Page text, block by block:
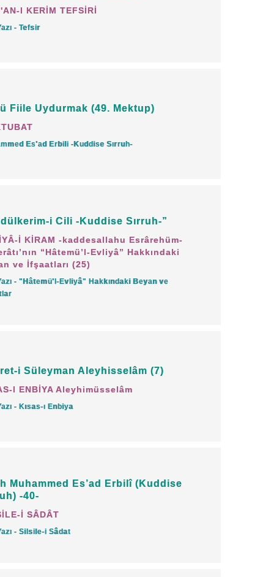
tehlikeye atmayın.”
vasiyet etmekle, kendisini
ölmeden, organlar canlı iken
durmuş olduğuna
Halbuki o anda kalb çalışır
takdir-i ilâhi ile bitkisel hayattan
de vardır. Misalleri de çoktur. Fakat
aleyhi ve sellem- Efendimiz bir
ki:
haram kıldım.’ buyurdu.”
kendini öldürdüğü için Allah-u
I KERİM TEFSİRİ
- Tefsir
Fiile Uydurmak (49. Mektup)
Es'ad Erbili -Kuddise Sırruh-
i Cili -Kuddise Sırruh-”
İ KİRAM -kaddesallahu Esrârehüm-
“Hâtemü’l-Evliyâ” Hakkındaki
ve İfşaatları (25)
- "Hâtemü'l-Evliyâ" Hakkındaki Beyan ve
i Süleyman Aleyhisselâm (7)
I ENBİYA Aleyhimüsselâm
- Kısas-ı Enbiya
Muhammed Es’ad Erbilî (Kuddise
-40-
İ SÂDÂT
- Silsile-i Sâdat